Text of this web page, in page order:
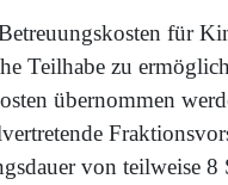
für
Teilhabe zu
übernommen
von teilweise